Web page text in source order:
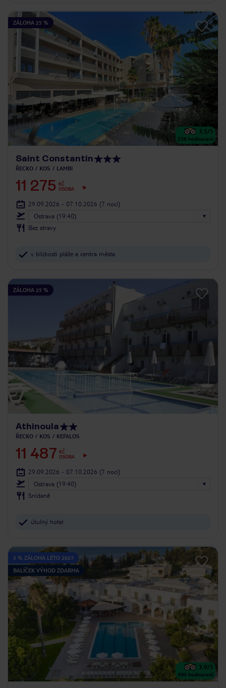
ZÁLOHA 25 %
3.5/5
238 hodnocení
Saint Constantin
ŘECKO KOS LAMBI
11 275
KČ
OSOBA
29.09.2026 - 07.10.2026 (7 nocí)
Ostrava (19:40)
Bez stravy
v blízkosti pláže a centra města
ZÁLOHA 25 %
Athinoula
ŘECKO KOS KEFALOS
11 487 KČ
OSOBA
29.09.2026 - 07.10.2026 (7 nocí)
Ostrava (19:40)
Snídaně
útulný hotel
5 % ZÁLOHA LÉTO 2027
BALÍČEK VÝHOD ZDARMA
3.9/5
300 hodnocení